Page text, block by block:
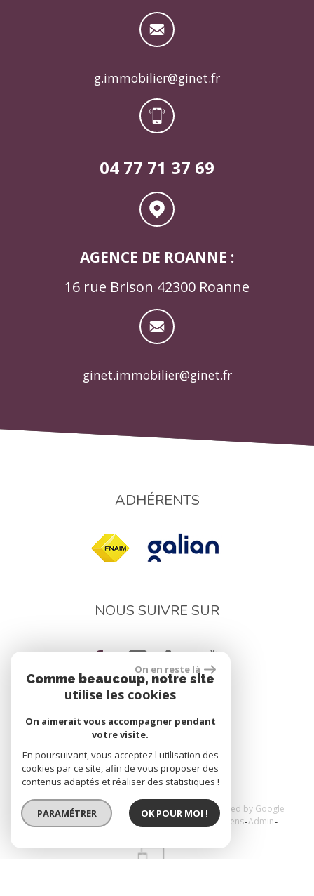
g.immobilier@ginet.fr
04 77 71 37 69
AGENCE DE ROANNE :
16 rue Brison 42300 Roanne
ginet.immobilier@ginet.fr
ADHÉRENTS
NOUS SUIVRE SUR
réalisé par
© 2026 | Tous droits réservés | Traduction powered by Google
Mentions légales Nos honoraires Liens Admin
On en reste là
Comme beaucoup, notre site
utilise les cookies
On aimerait vous accompagner pendant
votre visite.
En poursuivant, vous acceptez l'utilisation des
cookies par ce site, afin de vous proposer des
contenus adaptés et réaliser des statistiques !
PARAMÉTRER OK POUR MOI !